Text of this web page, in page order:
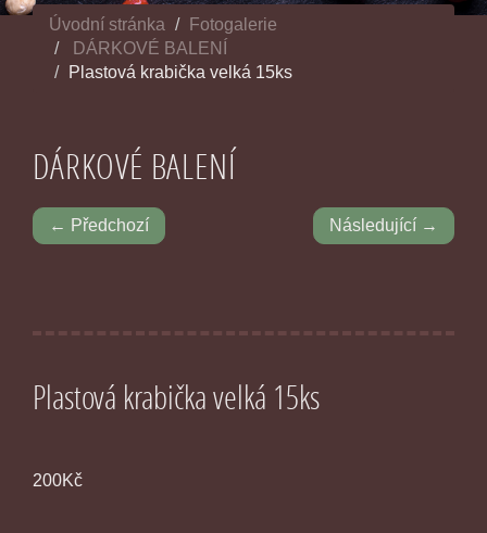
Úvodní stránka
Fotogalerie
DÁRKOVÉ BALENÍ
Plastová krabička velká 15ks
DÁRKOVÉ BALENÍ
← Předchozí Následující →
Plastová krabička velká 15ks
200Kč